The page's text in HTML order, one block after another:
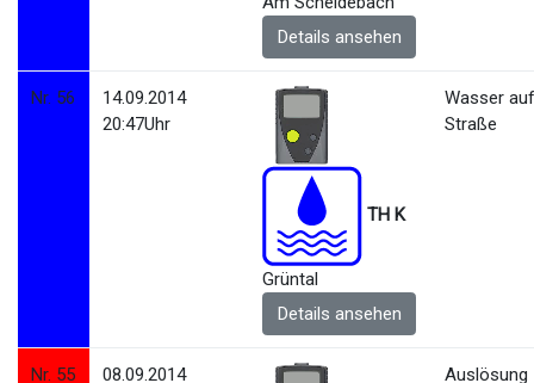
Details ansehen
Nr. 56
14.09.2014
20:47Uhr
TH K
Grüntal
Details ansehen
Wasser
Straße
Nr. 55
08.09.2014
Auslösung